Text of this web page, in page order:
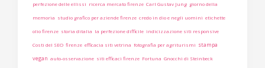
perfezione delle ellissi ricerca mercato firenze Carl Gustav Jung giorno della
memoria studio grafico per aziende firenze credo in dio e negli uomini etichette
olio firenze storia ditalia la perfezione difficile indicizzazione siti responsive
Costi del SEO firenze efficacia siti vetrina fotografia per agriturismi stampa
vegan auto-osservazione siti efficaci firenze Fortuna Gnocchi di Steinbeck